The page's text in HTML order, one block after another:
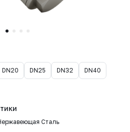
DN20 DN25 DN32 DN40
Сталь